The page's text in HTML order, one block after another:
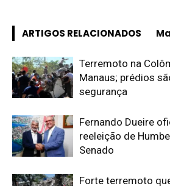
ARTIGOS RELACIONADOS
Terremoto na
Manaus; prédios
segurança
Fernando Dueire
reeleição de
Senado
Forte terremoto